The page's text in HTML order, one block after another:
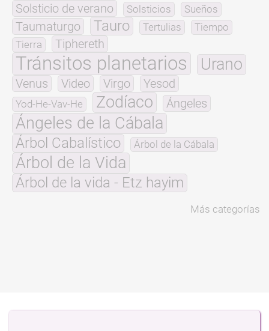
Solsticio de verano
Solsticios Sueños
Taumaturgo Tauro Tertulias
Tiempo
Tierra
Tiphereth
Tránsitos planetarios Urano
Venus Video Virgo Yesod
Yod-He-Vav-He Zodíaco Ángeles
Ángeles de la Cábala
Árbol Cabalístico Árbol de la Cábala
Árbol de la Vida
Árbol de la vida - Etz hayim
Más categorías